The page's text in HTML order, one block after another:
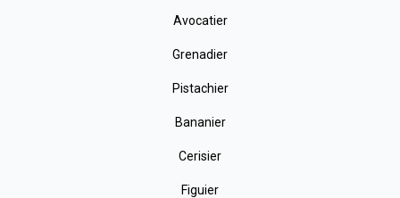
Avocatier
Grenadier
Pistachier
Bananier
Cerisier
Figuier